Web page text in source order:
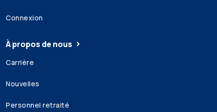
Connexion
À propos de nous
Carrière
Nouvelles
Personnel retraité